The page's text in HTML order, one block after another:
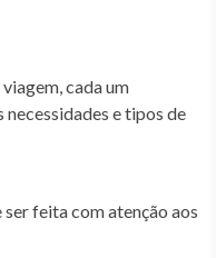
cada um
e tipos de
feita com atenção aos